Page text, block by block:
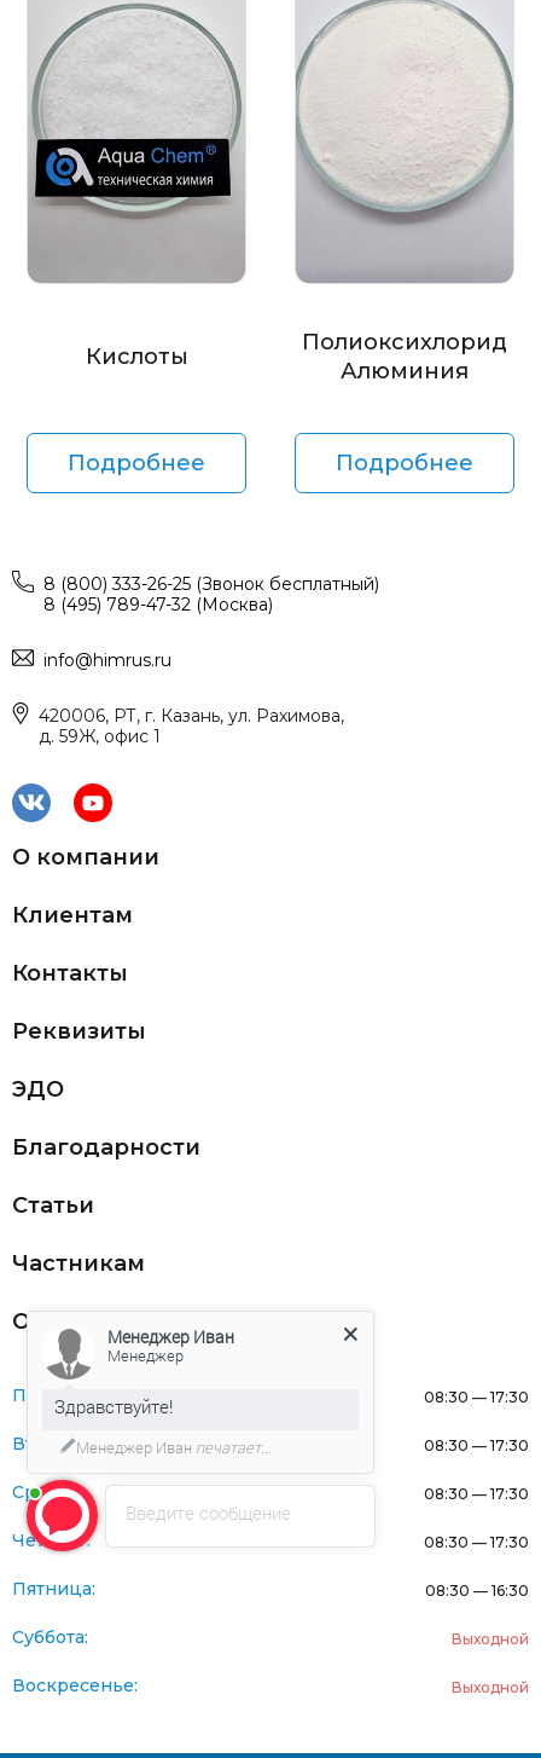
Кислоты
Подробнее
Полиоксихлорид
Алюминия
Подробнее
8 (800) 333-26-25 (Звонок бесплатный)
8 (495) 789-47-32 (Москва)
info@himrus.ru
420006, РТ, г. Казань, ул. Рахимова,
д. 59Ж, офис 1
О компании
Клиентам
Контакты
Реквизиты
ЭДО
Благодарности
Статьи
Частникам
Оферта
Понедельник: 08:30 — 17:30
Вторник: 08:30 — 17:30
Среда: 08:30 — 17:30
Четверг: 08:30 — 17:30
Пятница: 08:30 — 16:30
Суббота: Выходной
Воскресенье: Выходной
Введите сообщение
Менеджер Иван
Менеджер
Здравствуйте!
Менеджер Иван печатает...